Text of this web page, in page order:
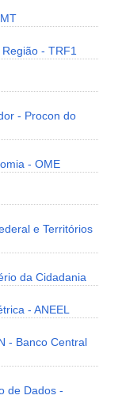
- TRF1
- Procon do
- OME
e Territórios
da Cidadania
- ANEEL
- Banco Central
de Dados -